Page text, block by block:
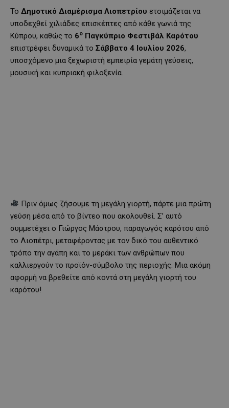
Το Δημοτικό Διαμέρισμα Λιοπετρίου ετοιμάζεται να
υποδεχθεί χιλιάδες επισκέπτες από κάθε γωνιά της
Κύπρου, καθώς το 6ο Παγκύπριο Φεστιβάλ Καρότου
επιστρέφει δυναμικά το Σάββατο 4 Ιουλίου 2026,
υποσχόμενο μια ξεχωριστή εμπειρία γεμάτη γεύσεις,
μουσική και κυπριακή φιλοξενία.
Πριν όμως ζήσουμε τη μεγάλη γιορτή, πάρτε μια πρώτη
γεύση μέσα από το βίντεο που ακολουθεί. Σ’ αυτό
συμμετέχει ο Γιώργος Μάστρου, παραγωγός καρότου από
το Λιοπέτρι, μεταφέροντας με τον δικό του αυθεντικό
τρόπο την αγάπη και το μεράκι των ανθρώπων που
καλλιεργούν το προϊόν-σύμβολο της περιοχής. Μια ακόμη
αφορμή να βρεθείτε από κοντά στη μεγάλη γιορτή του
καρότου!